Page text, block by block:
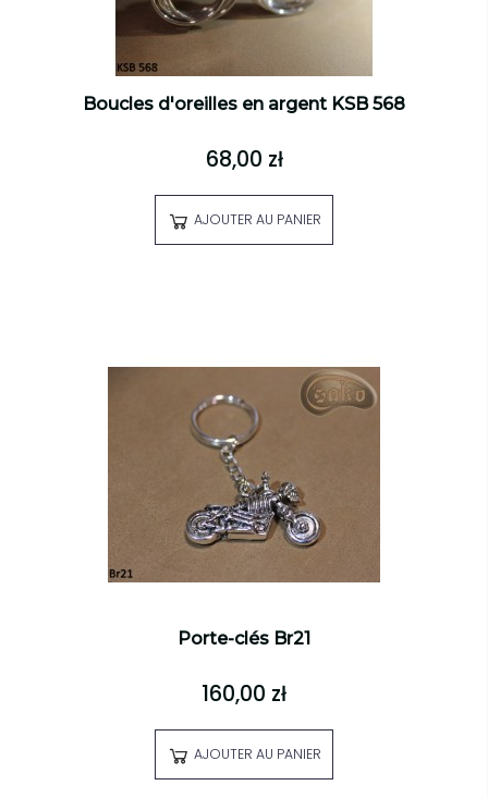
Boucles d'oreilles en argent KSB 568
68,00 zł
AJOUTER AU PANIER
Porte-clés Br21
160,00 zł
AJOUTER AU PANIER